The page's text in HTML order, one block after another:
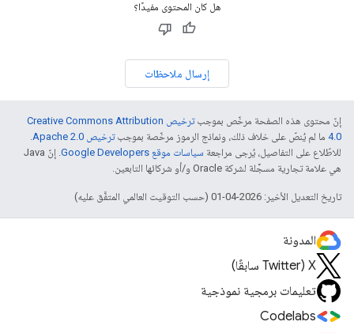
هل كان المحتوى مفيدًا؟
إرسال ملاحظات
إنّ محتوى هذه الصفحة مرخّص بموجب
ترخيص Creative Commons Attribution
4.0‏ ما لم يُنصّ على خلاف ذلك، ونماذج الرموز مرخّصة بموجبترخيص Apache 2.0‏
.
للاطّلاع على التفاصيل، يُرجى مراجعة سياسات موقع Google Developers‏
. إنّ Java
هي علامة تجارية مسجَّلة لشركة Oracle و/أو شركائها التابعين.
تاريخ التعديل الأخير: 2026-04-01 (حسب التوقيت العالمي المتفَّق عليه)
المدونة
‫X ‏(Twitter سابقًا)
تعليمات برمجية نموذجية
Codelabs